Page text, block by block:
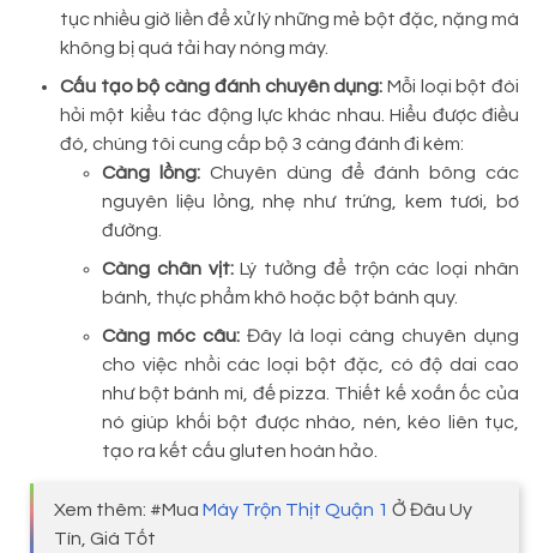
tục nhiều giờ liền để xử lý những mẻ bột đặc, nặng mà
không bị quá tải hay nóng máy.
Cấu tạo bộ càng đánh chuyên dụng: Mỗi loại bột đòi
hỏi một kiểu tác động lực khác nhau. Hiểu được điều
đó, chúng tôi cung cấp bộ 3 càng đánh đi kèm:
Càng lồng: Chuyên dùng để đánh bông các
nguyên liệu lỏng, nhẹ như trứng, kem tươi, bơ
đường.
Càng chân vịt:Lý tưởng để trộn các loại nhân
bánh, thực phẩm khô hoặc bột bánh quy.
Càng móc câu:Đây là loại càng chuyên dụng
cho việc nhồi các loại bột đặc, có độ dai cao
như bột bánh mì, đế pizza. Thiết kế xoắn ốc của
nó giúp khối bột được nhào, nén, kéo liên tục,
tạo ra kết cấu gluten hoàn hảo.
Xem thêm: #Mua Máy Trộn Thịt Quận 1 Ở Đâu Uy
Tín, Giá Tốt